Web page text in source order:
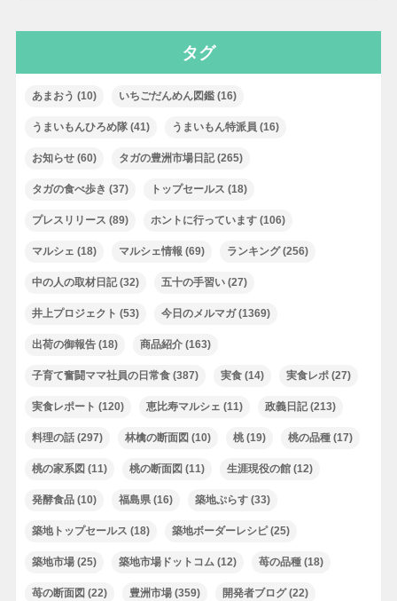
タグ
あまおう (10) いちごだんめん図鑑(16)
うまいもんひろめ隊(41) うまいもん特派員 (16)
お知らせ(60) タガの豊洲市場日記(265)
タガの食べ歩き (37) トップセールス (18)
プレスリリース (89) ホントに行っています(106)
マルシェ (18) マルシェ情報 (69) ランキング(256)
中の人の取材日記(32) 五十の手習い(27)
井上プロジェクト (53) 今日のメルマガ(1369)
出荷の御報告(18) 商品紹介(163)
子育て奮闘ママ社員の日常食(387) 実食(14) 実食レポ(27)
実食レポート (120) 恵比寿マルシェ (11) 政義日記(213)
料理の話(297) 林檎の断面図 (10) 桃(19) 桃の品種(17)
桃の家系図 (11) 桃の断面図 (11) 生涯現役の館(12)
発酵食品(10) 福島県(16) 築地ぷらす(33)
築地トップセールス (18) 築地ボーダーレシピ(25)
築地市場(25) 築地市場ドットコム(12) 苺の品種(18)
苺の断面図 (22) 豊洲市場(359) 開発者ブログ(22)